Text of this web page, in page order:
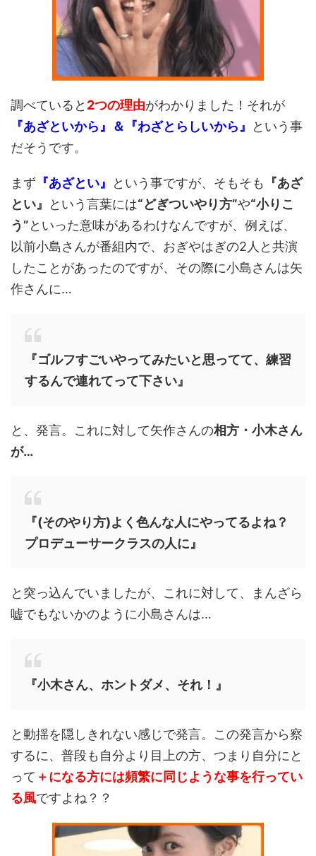
調べていると 2つの理由がわかりました！それが
『あざといから』＆『わざとらしいから』
という事
だそうです。
まず 『あざとい』 という事ですが、そもそも
『あざ
とい』
という言葉には“どぎついやり方”や“小りこ
う”といった意味があるわけなんですが、例えば、
以前小島さんが番組内で、おぎやはぎの2人と共演
したことがあったのですが、その際に小島さんは矢
作さんに…
『ゴルフすごいやってみたいと思ってて、練習
するんで連れてって下さい』
と、発言。これに対して矢作さんの相方・小木さん
が…
『(そのやり方)よく色んな人にやってるよね？
プロデューサークラスの人に』
と突っ込んでいましたが、これに対して、まんざら
嘘でもないかのように小島さんは…
『小木さん、ホントダメ、それ！』
と動揺を隠しきれない感じで発言。この発言から察
するに、普段も自分より目上の方、つまり自分にと
って ＋になる方には頻繁に同じような事を行ってい
る風ですよね？？